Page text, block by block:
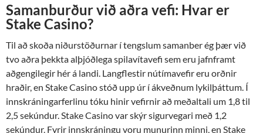
Samanburður við aðra vefi: Hvar er
Stake Casino?
Til að skoða niðurstöðurnar í tengslum samanber ég þær við
tvo aðra þekkta alþjóðlega spilavítavefi sem eru jafnframt
aðgengilegir hér á landi. Langflestir nútímavefir eru orðnir
hraðir, en Stake Casino stóð upp úr í ákveðnum lykilþáttum. Í
innskráningarferlinu tóku hinir vefirnir að meðaltali um 1,8 til
2,5 sekúndur. Stake Casino var skýr sigurvegari með 1,2
sekúndur. Fyrir innskráningu voru munurinn minni, en Stake